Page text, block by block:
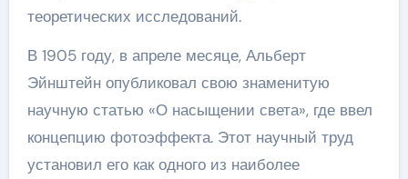
теоретических исследований.
В 1905 году, в апреле месяце, Альберт
Эйнштейн опубликовал свою знаменитую
научную статью «О насыщении света», где ввел
концепцию фотоэффекта. Этот научный труд
установил его как одного из наиболее